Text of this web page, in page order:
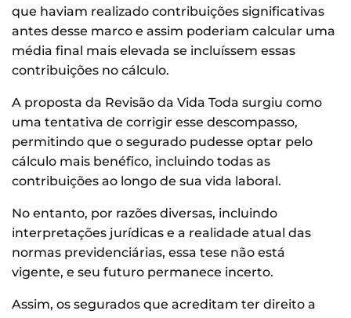
que haviam realizado contribuições significativas
antes desse marco e assim poderiam calcular uma
média final mais elevada se incluíssem essas
contribuições no cálculo.
A proposta da Revisão da Vida Toda surgiu como
uma tentativa de corrigir esse descompasso,
permitindo que o segurado pudesse optar pelo
cálculo mais benéfico, incluindo todas as
contribuições ao longo de sua vida laboral.
No entanto, por razões diversas, incluindo
interpretações jurídicas e a realidade atual das
normas previdenciárias, essa tese não está
vigente, e seu futuro permanece incerto.
Assim, os segurados que acreditam ter direito a